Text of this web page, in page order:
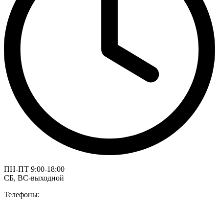
ПН-ПТ 9:00-18:00
СБ, ВС-выходной
Телефоны: